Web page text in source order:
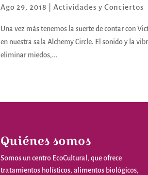
Ago 29, 2018 |Actividades y Conciertos
Una vez más tenemos la suerte de contar con
en nuestra sala Alchemy Circle. El sonido y la
eliminar miedos,...
Quiénes somos
Somos uncentro EcoCultural ,que ofrece
tratamientos holísticos,alimentos biológicos,